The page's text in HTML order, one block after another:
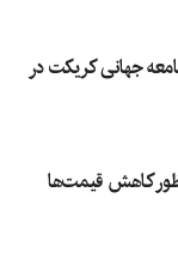
جهانی کریکت در
کاهش قیمت‌ها